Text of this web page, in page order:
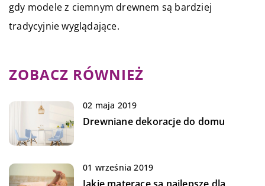
gdy modele z ciemnym drewnem są bardziej
tradycyjnie wyglądające.
ZOBACZ RÓWNIEŻ
02 maja 2019
Drewniane dekoracje do domu
01 września 2019